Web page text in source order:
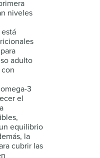
niveles
adulto
3
el
equilibrio
la
cubrir las